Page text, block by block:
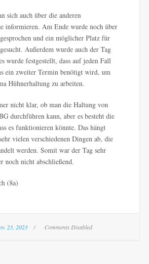
sich auch über die anderen
informieren. Am Ende wurde noch über
und ein möglicher Platz für
Außerdem wurde auch der Tag
wurde festgestellt, dass auf jeden Fall
ein zweiter Termin benötigt wird, um
Hühnerhaltung zu arbeiten.
nicht klar, ob man die Haltung von
durchführen kann, aber es besteht die
es funktionieren könnte. Das hängt
vielen verschiedenen Dingen ab, die
werden. Somit war der Tag sehr
noch nicht abschließend.
(8a)
23, 2023 Comments Disabled